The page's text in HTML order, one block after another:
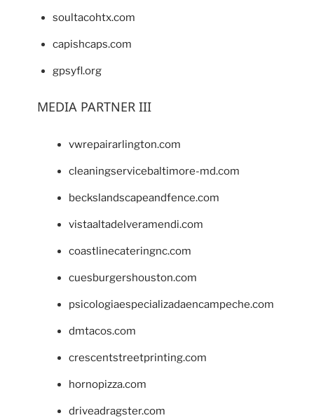
soultacohtx.com
capishcaps.com
gpsyfl.org
MEDIA PARTNER III
vwrepairarlington.com
cleaningservicebaltimore-md.com
beckslandscapeandfence.com
vistaaltadelveramendi.com
coastlinecateringnc.com
cuesburgershouston.com
psicologiaespecializadaencampeche.com
dmtacos.com
crescentstreetprinting.com
hornopizza.com
driveadragster.com